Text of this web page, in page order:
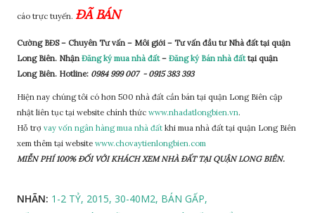
cáo trực tuyến. ĐÃ BÁN
Cường BĐS – Chuyên Tư vấn – Môi giới – Tư vấn đầu tư Nhà đất tại quận
Long Biên. Nhận Đăng ký mua nhà đất– Đăng ký Bán nhà đấttại quận
Long Biên. Hotline: 0984 999 007 - 0915 383 393
Hiện nay chúng tôi có hơn 500 nhà đất cần bán tại quận Long Biên cập
nhật liên tục tại website chính thức www.nhadatlongbien.vn.
Hỗ trợ vay vốn ngân hàng mua nhà đất khi mua nhà đất tại quận Long Biên
xem thêm tại website www.chovaytienlongbien.com
MIỄN PHÍ 100% ĐỐI VỚI KHÁCH XEM NHÀ ĐẤT TẠI QUẬN LONG BIÊN.
NHÃN: 1-2 TỶ 2015 30-40M2 BÁN GẤP